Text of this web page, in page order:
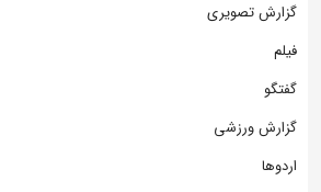
گزارش تصویری
فیلم
گفتگو
گزارش ورزشی
اردوها